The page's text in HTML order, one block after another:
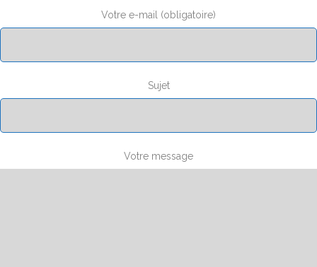
Votre e-mail (obligatoire)
Sujet
Votre message